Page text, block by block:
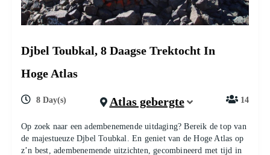
Djbel Toubkal, 8 Daagse Trektocht In
Hoge Atlas
8 Day(s) Atlas gebergte 14
Op zoek naar een adembenemende uitdaging? Bereik de top van
de majestueuze Djbel Toubkal. En geniet van de Hoge Atlas op
z’n best, adembenemende uitzichten, gecombineerd met tijd in